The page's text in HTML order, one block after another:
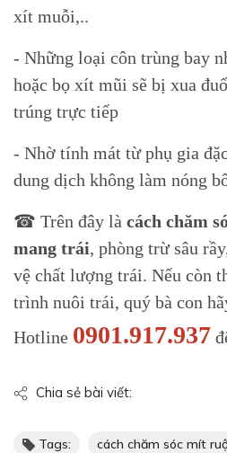
xít muỗi,..
- Những loại côn trùng bay
hoặc bọ xít mũi sẽ bị xua
trúng trực tiếp
- Nhờ tính mát từ phụ gia
dung dịch không làm nóng
☎ Trên đây là cách chăm
mang trái, phòng trừ sâu
vệ chất lượng trái. Nếu còn
trình nuôi trái, quý bà con
Hotline 0901.917.937
Chia sẻ bài viết:
Tags:
cách chăm sóc mít